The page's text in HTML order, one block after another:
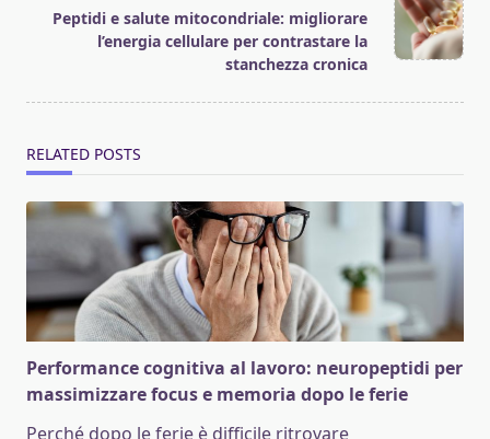
text">Page</span>
Peptidi e salute mitocondriale: migliorare
l’energia cellulare per contrastare la
stanchezza cronica
RELATED POSTS
Performance cognitiva al lavoro: neuropeptidi per
massimizzare focus e memoria dopo le ferie
Perché dopo le ferie è difficile ritrovare